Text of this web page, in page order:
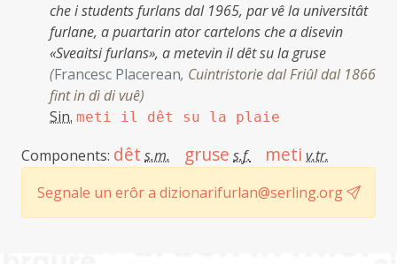
che i students furlans dal 1965, par vê la universitât
furlane, a puartarin ator cartelons che a disevin
«Sveaitsi furlans», a metevin il dêt su la gruse
(Francesc Placerean, Cuintristorie dal Friûl dal 1866
fint in dì di vuê)
Sin. meti il dêt su la plaie
Components: dêt s.m. gruse s.f. meti v.tr.
Segnale un erôr a dizionarifurlan@serling.org